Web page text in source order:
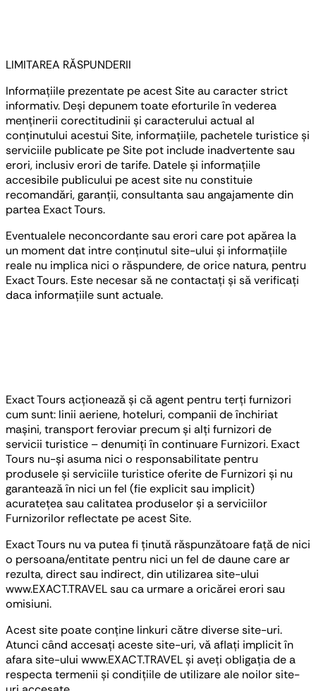
LIMITAREA RĂSPUNDERII
Informațiile prezentate pe acest Site au caracter strict
informativ. Deși depunem toate eforturile în vederea
menținerii corectitudinii și caracterului actual al
conținutului acestui Site, informațiile, pachetele turistice și
serviciile publicate pe Site pot include inadvertente sau
erori, inclusiv erori de tarife. Datele și informațiile
accesibile publicului pe acest site nu constituie
recomandări, garanții, consultanta sau angajamente din
partea Exact Tours.
Eventualele neconcordante sau erori care pot apărea la
un moment dat intre conținutul site-ului și informațiile
reale nu implica nici o răspundere, de orice natura, pentru
Exact Tours. Este necesar să ne contactați și să verificați
daca informațiile sunt actuale.
Exact Tours acționează și că agent pentru terți furnizori
cum sunt: linii aeriene, hoteluri, companii de închiriat
mașini, transport feroviar precum și alți furnizori de
servicii turistice – denumiți în continuare Furnizori. Exact
Tours nu-și asuma nici o responsabilitate pentru
produsele și serviciile turistice oferite de Furnizori și nu
garantează în nici un fel (fie explicit sau implicit)
acuratețea sau calitatea produselor și a serviciilor
Furnizorilor reflectate pe acest Site.
Exact Tours nu va putea fi ținută răspunzătoare față de nici
o persoana/entitate pentru nici un fel de daune care ar
rezulta, direct sau indirect, din utilizarea site-ului
www.EXACT.TRAVEL sau ca urmare a oricărei erori sau
omisiuni.
Acest site poate conține linkuri către diverse site-uri.
Atunci când accesați aceste site-uri, vă aflați implicit în
afara site-ului www.EXACT.TRAVEL și aveți obligația de a
respecta termenii și condițiile de utilizare ale noilor site-